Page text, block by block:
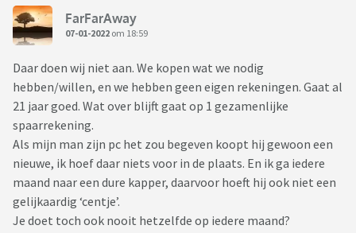
FarFarAway
07-01-2022 om 18:59
Daar doen wij niet aan. We kopen wat we nodig
hebben/willen, en we hebben geen eigen rekeningen. Gaat al
21 jaar goed. Wat over blijft gaat op 1 gezamenlijke
spaarrekening.
Als mijn man zijn pc het zou begeven koopt hij gewoon een
nieuwe, ik hoef daar niets voor in de plaats. En ik ga iedere
maand naar een dure kapper, daarvoor hoeft hij ook niet een
gelijkaardig ‘centje’.
Je doet toch ook nooit hetzelfde op iedere maand?